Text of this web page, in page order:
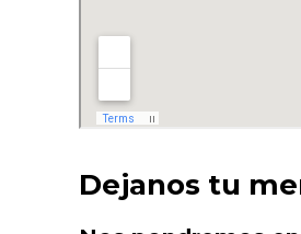
Dejanos tu